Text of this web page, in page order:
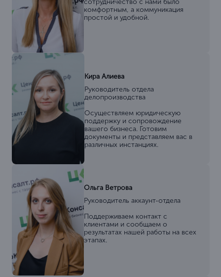
комфортным, а коммуникация
простой и удобной.
Кира Алиева
Руководитель отдела
делопроизводства
Осуществляем юридическую
поддержку и сопровождение
вашего бизнеса. Готовим
документы и представляем вас в
различных инстанциях.
Ольга Ветрова
Руководитель аккаунт-отдела
Поддерживаем контакт с
клиентами и сообщаем о
результатах нашей работы на всех
этапах.